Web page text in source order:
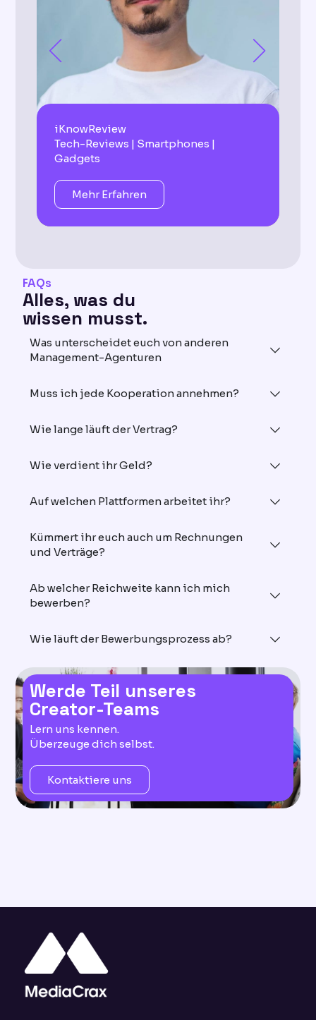
iKnowReview
Tech-Reviews | Smartphones |
Gadgets
Mehr Erfahren
FAQs
Alles, was du
wissen musst.
Was unterscheidet euch von anderen
Management-Agenturen
Muss ich jede Kooperation annehmen?
Wie lange läuft der Vertrag?
Wie verdient ihr Geld?
Auf welchen Plattformen arbeitet ihr?
Kümmert ihr euch auch um Rechnungen
und Verträge?
Ab welcher Reichweite kann ich mich
bewerben?
Wie läuft der Bewerbungsprozess ab?
Werde Teil unseres
Creator-Teams
Lern uns kennen.
Überzeuge dich selbst.
Kontaktiere uns